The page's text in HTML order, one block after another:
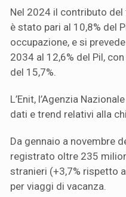
Nel 2024 il contributo
è stato pari al 10,8% del
occupazione, e si
2034 al 12,6% del Pil,
del 15,7%.
L’Enit, l’Agenzia
dati e trend relativi alla
Da gennaio a novembre
registrato oltre 235
stranieri (+3,7% rispetto
per viaggi di vacanza.